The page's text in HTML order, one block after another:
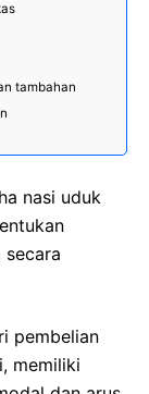
tambahan
nasi uduk
secara
pembelian
memiliki